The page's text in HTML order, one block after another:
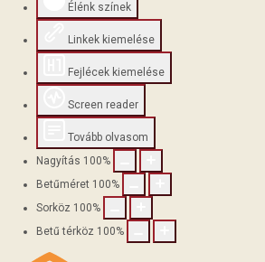
Élénk színek
Linkek kiemelése
Fejlécek kiemelése
Screen reader
Tovább olvasom
Nagyítás 100%
Betűméret 100%
Sorköz 100%
Betű térköz 100%